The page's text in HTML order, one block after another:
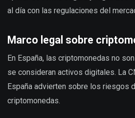
al día con las regulaciones del
Marco legal sobre
En España, las criptomonedas no
se consideran activos digitales. La
España advierten sobre los riesgos
criptomonedas.